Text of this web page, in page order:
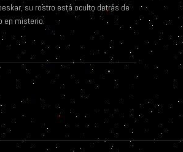
su rostro está oculto detrás de
en misterio.